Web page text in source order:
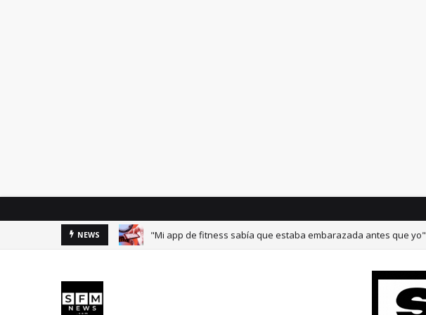
NEWS "Mi app de fitness sabía que estaba embarazada antes que yo"